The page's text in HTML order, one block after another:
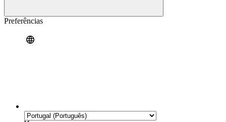
Preferências